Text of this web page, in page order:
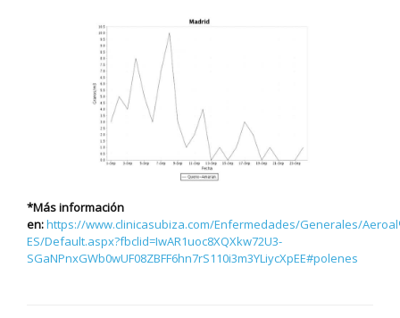
*Más información
en:https://www.clinicasubiza.com/Enfermedades/Generales/
ES/Default.aspx?fbclid=IwAR1uoc8XQXkw72U3-
SGaNPnxGWb0wUF08ZBFF6hn7rS110i3m3YLiycXpEE#polenes